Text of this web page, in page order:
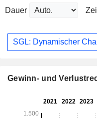
Dauer
SGL: Dynamischer
Gewinn- und